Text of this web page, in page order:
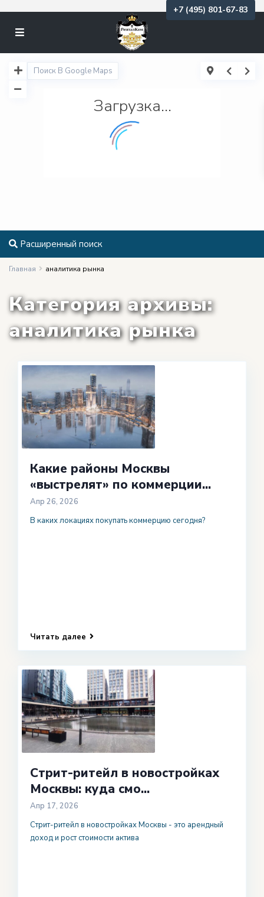
+7 (495) 801-67-83
Загрузка...
Расширенный поиск
Главная аналитика рынка
Категория архивы:
аналитика рынка
Какие районы Москвы
«выстрелят» по коммерции...
Апр 26, 2026
В каких локациях покупать коммерцию сегодня?
Читать далее
Стрит-ритейл в новостройках
Москвы: куда смо...
Апр 17, 2026
Стрит-ритейл в новостройках Москвы - это арендный
доход и рост стоимости актива